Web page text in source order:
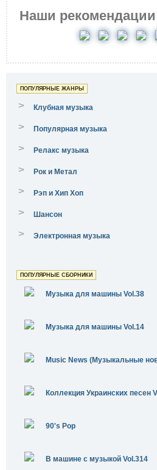
Наши рекомендации
ПОПУЛЯРНЫЕ ЖАНРЫ
> Клубная музыка
> Популярная музыка
> Релакс музыка
> Рок и Метал
> Рэп и Хип Хоп
> Шансон
> Электронная музыка
ПОПУЛЯРНЫЕ СБОРНИКИ
Музыка для машины Vol.38
Музыка для машины Vol.14
Music News (Музыкальные
Коллекция Украинских песен
90's Pop
В машине с музыкой Vol.314